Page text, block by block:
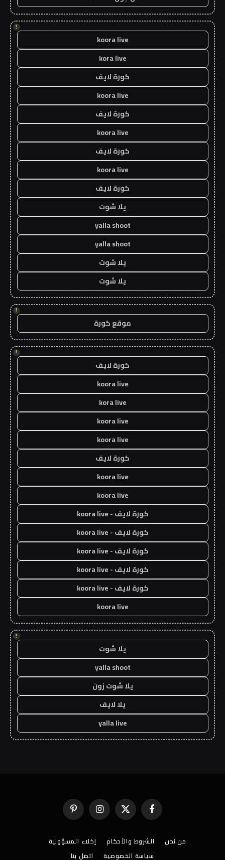
!
koora live
kora live
كورة لايف
koora live
كورة لايف
koora live
كورة لايف
koora live
كورة لايف
يلا شوت
yalla shoot
yalla shoot
يلا شوت
يلا شوت
!
موقع كورة
!
كورة لايف
koora live
kora live
koora live
koora live
كورة لايف
koora live
koora live
كورة لايف - koora live
كورة لايف - koora live
كورة لايف - koora live
كورة لايف - koora live
كورة لايف - koora live
koora live
!
يلا شوت
yalla shoot
يلا شوت زون
يلا لايف
yalla live
فيسبوك X
(Twitter)
الانستغرامبينتيريست
من نحن الشروط والأحكام
إخلاء المسؤولية
سياسة الخصوصية
اتصل بنا